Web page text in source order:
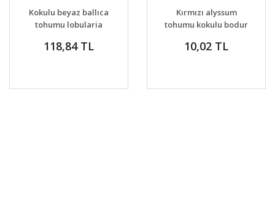
DETAYLAR SEPETE EKLE
Kokulu beyaz ballıca
tohumu lobularia
alyssum
118,84 TL
DETAYLAR
VER
Kırmızı alyssum
tohumu kokulu bodur
bonnet
10,02 TL